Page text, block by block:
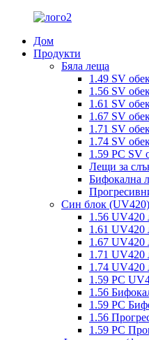
Дом
Продукти
Бяла леща
1.49 SV
1.56 SV
1.61 SV
1.67 SV
1.71 SV
1.74 SV
1.59 PC SV
Лещи за
Бифокална
Син блок
1.56 UV420
1.61 UV420
1.67 UV420
1.71 UV420
1.74 UV420
1.59 PC
1.56
1.59 PC
1.56
1.59 PC